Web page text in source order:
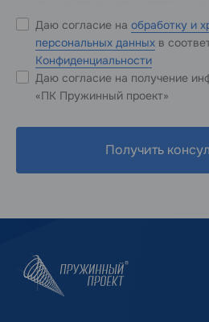
Даю согласие на обработку и
персональных данных в
Конфиденциальности
Даю согласие на получение
«ПК Пружинный проект»
Получить